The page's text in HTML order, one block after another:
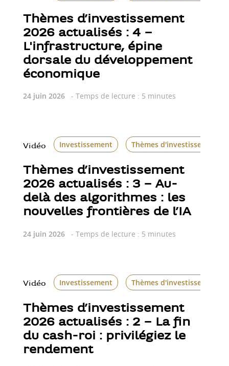
Thèmes d’investissement
2026 actualisés : 4 –
L'infrastructure, épine
dorsale du développement
économique
24 juin 2026 - Temps de lecture : 5 minutes
Vidéo Investissement Thèmes d'investissement
Thèmes d’investissement
2026 actualisés : 3 – Au-
delà des algorithmes : les
nouvelles frontières de l’IA
24 juin 2026 - Temps de lecture : 5 minutes
Vidéo Investissement Thèmes d'investissement
Thèmes d’investissement
2026 actualisés : 2 – La fin
du cash-roi : privilégiez le
rendement